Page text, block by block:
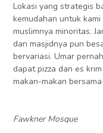
Lokasi yang strategis
kemudahan untuk
muslimnya minoritas.
dan masjidnya pun
bervariasi. Umar
dapat pizza dan es
makan-makan
Fawkner Mosque